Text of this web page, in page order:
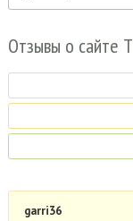
Отзывы о сайте
garri36